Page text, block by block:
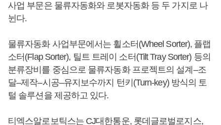
사업 부문은 물류자동화와 로봇자동화 등 두 가지로 나
뉜다.
물류자동화 사업부문에서는 휠소터(Wheel Sorter), 플랩
소터(Flap Sorter), 틸트 트레이 소터(Tilt Tray Sorter) 등의
분류장비를 중심으로 물류자동화 프로젝트의 설계–조
달–제작–시공–유지보수까지 턴키(Turn-key) 방식의 토
털 솔루션을 제공하고 있다.
티엑스알로보틱스는 CJ대한통운, 롯데글로벌로지스,